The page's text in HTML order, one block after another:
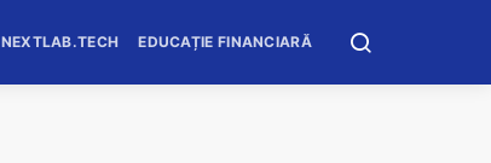
NEXTLAB.TECH EDUCAȚIE FINANCIARĂ